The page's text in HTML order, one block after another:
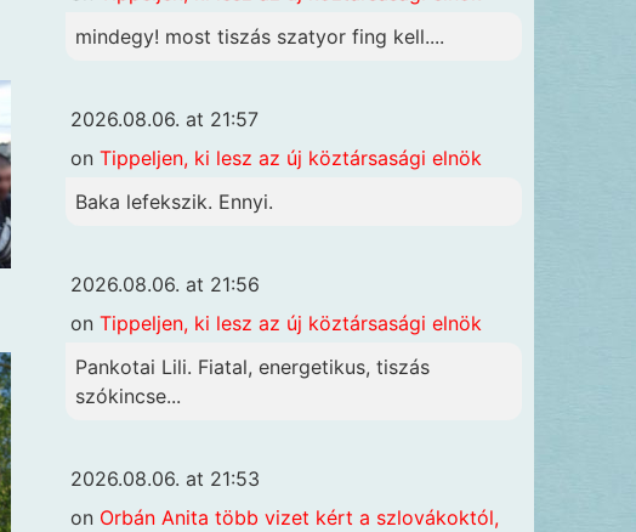
mindegy! most tiszás szatyor fing kell....
2026.08.06. at 21:57
on Tippeljen, ki lesz az új köztársasági elnök
Baka lefekszik. Ennyi.
2026.08.06. at 21:56
on Tippeljen, ki lesz az új köztársasági elnök
Pankotai Lili. Fiatal, energetikus, tiszás
szókincse...
2026.08.06. at 21:53
on Orbán Anita több vizet kért a szlovákoktól,